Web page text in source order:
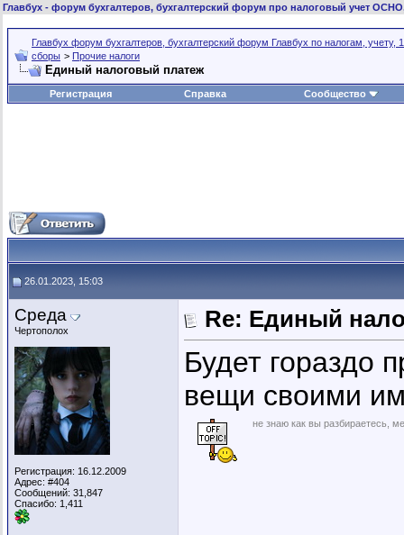
Главбух - форум бухгалтеров, бухгалтерский форум про налоговый учет
Главбух форум бухгалтеров, бухгалтерский форум Главбух по налогам, учету,
сборы > Прочие налоги
Единый налоговый платеж
Регистрация Справка Сообщество
26.01.2023, 15:03
Среда
Чертополох
Регистрация: 16.12.2009
Адрес: #404
Сообщений: 31,847
Спасибо: 1,411
Re: Единый
Будет гораздо
вещи своими
не знаю как вы разбираетесь,